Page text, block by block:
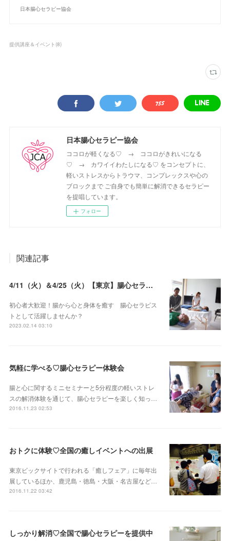
日本腸心セラピー協会
提供講座＆イベント (8)
日本腸心セラピー協会
ココロが軽くなる♡ → ココロがきれいになる
♡ → カワイイわたしになる♡ をコンセプトに、
軽いストレスからトラウマ、コンプレックスや心の
ブロックまで ご自身でも簡単に解消できるセラピー
を提唱しています。
フォロー
関連記事
4/11（火）＆4/25（火）【東京】腸心セラピスト養成コース《２日間コース》
初心者大歓迎！腸から心と身体を癒す 腸心セラピス
トとして活躍しませんか？
2023.02.14 03:10
気軽に学べる♡腸心セラピー体験会
腸と心に関するミニセミナーと5分程度の軽いストレ
スの解消体験を通じて、腸心セラピーを楽しく知っ…
2016.11.23 02:53
おトクに体験♡全国の癒しイベントへの出展
東京ビックサイトで行われる「癒しフェア」に毎年出
展しているほか、鹿児島・徳島・大阪・名古屋など…
2016.11.22 03:42
しっかり解消♡全国で腸心セラピーを提供中